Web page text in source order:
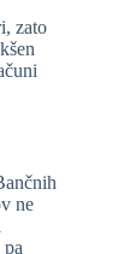
zato
ne